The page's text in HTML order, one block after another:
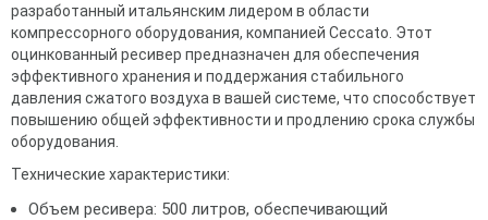
разработанный итальянским лидером в области
компрессорного оборудования, компанией Ceccato. Этот
оцинкованный ресивер предназначен для обеспечения
эффективного хранения и поддержания стабильного
давления сжатого воздуха в вашей системе, что способствует
повышению общей эффективности и продлению срока службы
оборудования.
Технические характеристики:
Объем ресивера: 500 литров, обеспечивающий